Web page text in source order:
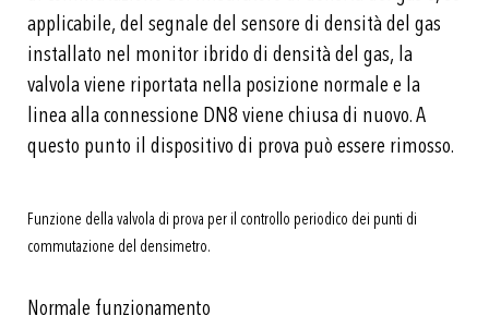
applicabile, del segnale del sensore di densità del gas
installato nel monitor ibrido di densità del gas, la
valvola viene riportata nella posizione normale e la
linea alla connessione DN8 viene chiusa di nuovo. A
questo punto il dispositivo di prova può essere rimosso.
Funzione della valvola di prova per il controllo periodico dei punti di
commutazione del densimetro.
Normale funzionamento